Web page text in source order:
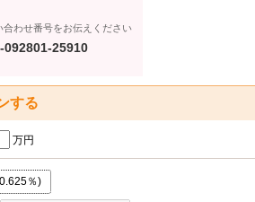
合わせ番号をお伝えください
092801-25910
する
万円
％)